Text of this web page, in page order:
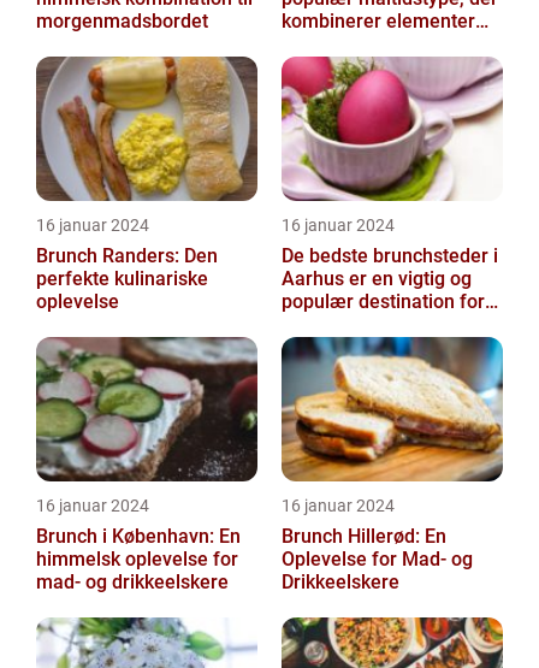
morgenmadsbordet
kombinerer elementer
frokost
16 januar 2024
Brunch Randers: Den
perfekte kulinariske
oplevelse
16 januar 2024
De bedste brunchsteder i
Aarhus er en vigtig og
populær destination for
byen...
16 januar 2024
Brunch i København: En
himmelsk oplevelse for
mad- og drikkeelskere
16 januar 2024
Brunch Hillerød: En
Oplevelse for Mad- og
Drikkeelskere